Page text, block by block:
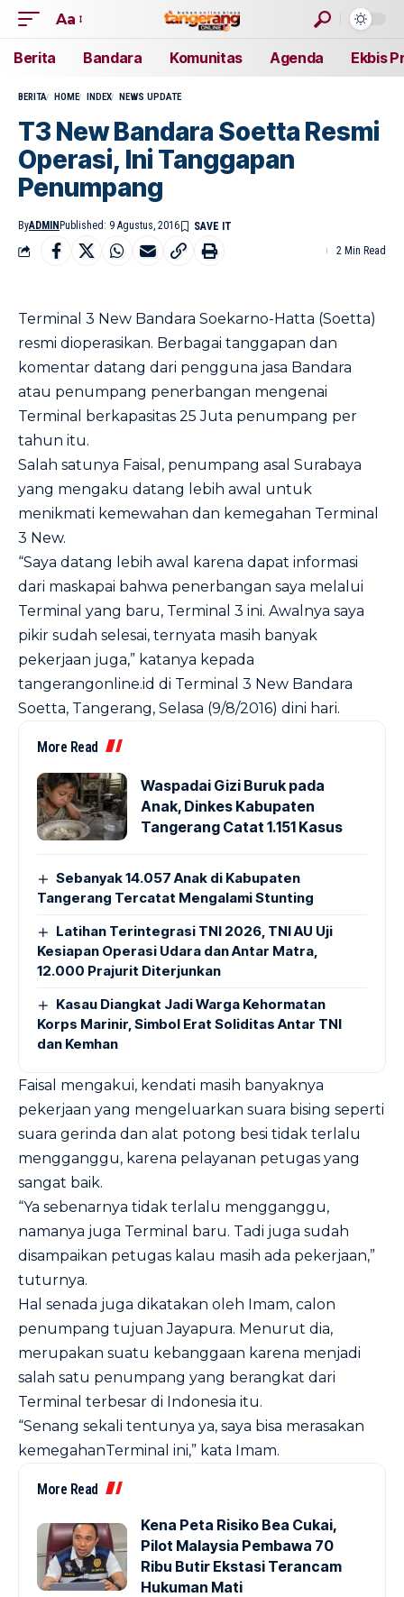
Aa
Berita Bandara Komunitas Agenda Ekbis
BERITA HOME INDEX NEWS UPDATE
T3 New Bandara Soetta Resmi
Operasi, Ini Tanggapan
Penumpang
ByADMIN Published: 9 Agustus, 2016
2 Min Read
Terminal 3 New Bandara Soekarno-Hatta (Soetta)
resmi dioperasikan. Berbagai tanggapan dan
komentar datang dari pengguna jasa Bandara
atau penumpang penerbangan mengenai
Terminal berkapasitas 25 Juta penumpang per
tahun itu.
Salah satunya Faisal, penumpang asal Surabaya
yang mengaku datang lebih awal untuk
menikmati kemewahan dan kemegahan Terminal
3 New.
“Saya datang lebih awal karena dapat informasi
dari maskapai bahwa penerbangan saya melalui
Terminal yang baru, Terminal 3 ini. Awalnya saya
pikir sudah selesai, ternyata masih banyak
pekerjaan juga,” katanya kepada
tangerangonline.id di Terminal 3 New Bandara
Soetta, Tangerang, Selasa (9/8/2016) dini hari.
More Read
Waspadai Gizi Buruk pada
Anak, Dinkes Kabupaten
Tangerang Catat 1.151 Kasus
Sebanyak 14.057 Anak di Kabupaten
Tangerang Tercatat Mengalami Stunting
Latihan Terintegrasi TNI 2026, TNI AU Uji
Kesiapan Operasi Udara dan Antar Matra,
12.000 Prajurit Diterjunkan
Kasau Diangkat Jadi Warga Kehormatan
Korps Marinir, Simbol Erat Soliditas Antar TNI
dan Kemhan
Faisal mengakui, kendati masih banyaknya
pekerjaan yang mengeluarkan suara bising seperti
suara gerinda dan alat potong besi tidak terlalu
mengganggu, karena pelayanan petugas yang
sangat baik.
“Ya sebenarnya tidak terlalu mengganggu,
namanya juga Terminal baru. Tadi juga sudah
disampaikan petugas kalau masih ada pekerjaan,”
tuturnya.
Hal senada juga dikatakan oleh Imam, calon
penumpang tujuan Jayapura. Menurut dia,
merupakan suatu kebanggaan karena menjadi
salah satu penumpang yang berangkat dari
Terminal terbesar di Indonesia itu.
“Senang sekali tentunya ya, saya bisa merasakan
kemegahanTerminal ini,” kata Imam.
More Read
Kena Peta Risiko Bea Cukai,
Pilot Malaysia Pembawa 70
Ribu Butir Ekstasi Terancam
Hukuman Mati